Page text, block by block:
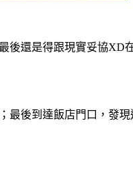
還是得跟現實妥協
後到達飯店門口，發